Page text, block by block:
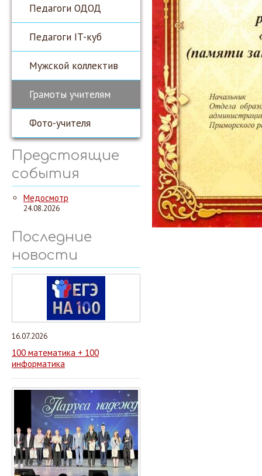
Педагоги ОДОД
Педагоги IT-куб
Мужской коллектив
Грамоты учителям
Фото-учителя
Предстоящие
события
Медосмотр
24.08.2026
Последние
новости
16.07.2026
100 математика + 100
информатика